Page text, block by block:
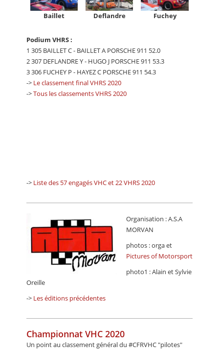
Baillet Deflandre Fuchey
Podium VHRS :
1 305 BAILLET C - BAILLET A PORSCHE 911 52.0
2 307 DEFLANDRE Y - HUGO J PORSCHE 911 53.3
3 306 FUCHEY P - HAYEZ C PORSCHE 911 54.3
-> Le classement final VHRS 2020
->Tous les classements VHRS 2020
-> Liste des 57 engagés VHC et 22 VHRS 2020
Organisation : A.S.A
MORVAN
photos : orga et
Pictures of Motorsport
photo1 : Alain et Sylvie
Oreille
-> Les éditions précédentes
Championnat VHC 2020
Un point au classement général du #CFRVHC "pilotes"